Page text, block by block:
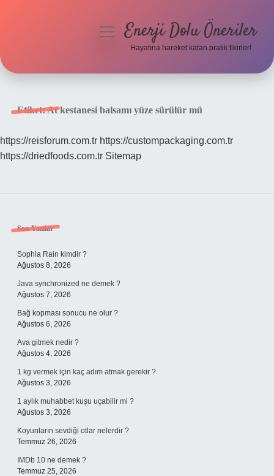
Hakkımızda
menüyüEnerji Dolu Öneriler
Hayatına hareket katan pratik fikirler!
Etiket:At kestanesi balsamı yüze sürülür mü
https://reisforum.com.tr https://custompackaging.com.tr
https://driedfoods.com.tr Sitemap
Sidebar
Son Yazılar
Sophia Rain kimdir ?
Ağustos 8, 2026
Java synchronized ne demek ?
Ağustos 7, 2026
Bağ kopması sonucu ne olur ?
Ağustos 6, 2026
Ava gitmek nedir ?
Ağustos 4, 2026
1 kg vermek için kaç adım atmak gerekir ?
Ağustos 3, 2026
1 aylık muhabbet kuşu uçabilir mi ?
Ağustos 3, 2026
Koyunların sevdiği otlar nelerdir ?
Temmuz 26, 2026
IMDb 10 ne demek ?
Temmuz 25, 2026